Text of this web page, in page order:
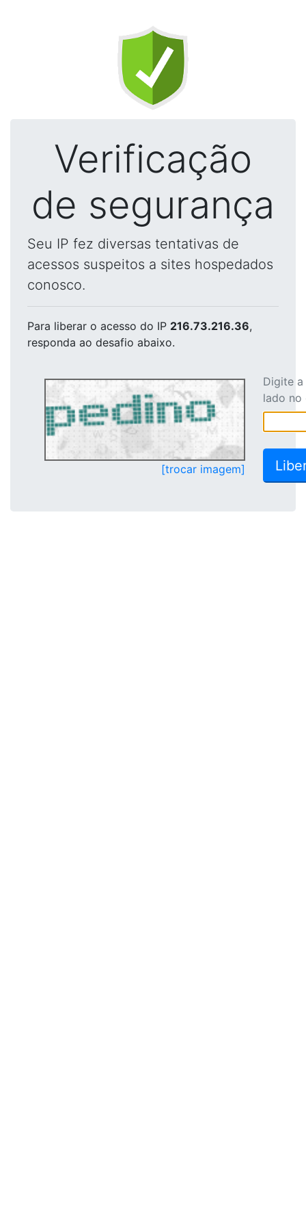
Verificação
de segurança
Seu IP fez diversas tentativas de
acessos suspeitos a sites hospedados
conosco.
Para liberar o acesso do IP 216.73.216.36,
responda ao desafio abaixo.
[trocar imagem]
Digite
lado no